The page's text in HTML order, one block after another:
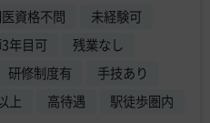
資格不問
未経験可
年目可
残業なし
研修制度有
手技あり
上 高待遇 駅徒歩圏内